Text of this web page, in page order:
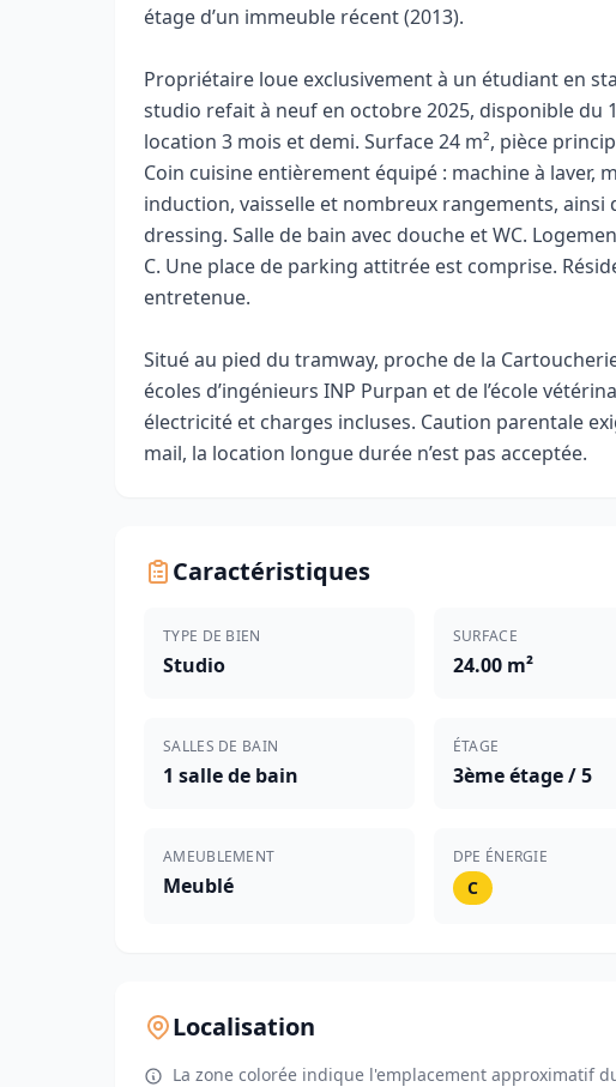
étage d’un immeuble récent (2013).
Propriétaire loue exclusivement à un étudiant en
studio refait à neuf en octobre 2025, disponible du
location 3 mois et demi. Surface 24 m², pièce
Coin cuisine entièrement équipé : machine à laver,
induction, vaisselle et nombreux rangements, ainsi
dressing. Salle de bain avec douche et WC.
C. Une place de parking attitrée est comprise.
entretenue.
Situé au pied du tramway, proche de la
écoles d’ingénieurs INP Purpan et de l’école
électricité et charges incluses. Caution parentale
mail, la location longue durée n’est pas acceptée.
Caractéristiques
TYPE DE BIEN
Studio
SURFACE
24.00 m²
SALLES DE BAIN
1 salle de bain
ÉTAGE
3ème étage / 5
AMEUBLEMENT
Meublé
DPE ÉNERGIE
C
Localisation
La zone colorée indique l'emplacement approximatif